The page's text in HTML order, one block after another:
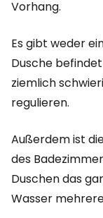
Vorhang.
Es gibt weder
Dusche
ziemlich
regulieren.
Außerdem ist
des
Duschen das
Wasser